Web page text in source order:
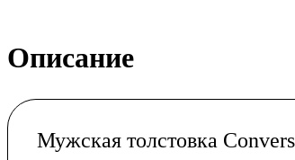
Описание
Мужская толстовка